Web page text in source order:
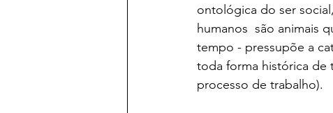
ontológica do ser
humanos  são animais
tempo - pressupõe a
toda forma histórica de
processo de trabalho).